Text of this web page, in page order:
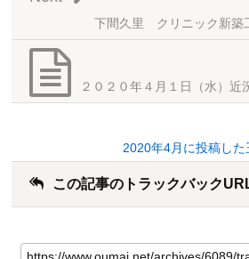
下間久里 クリニック新築
２０２０年４月１日（水）近
2020年4月に投稿し
この記事のトラックバック